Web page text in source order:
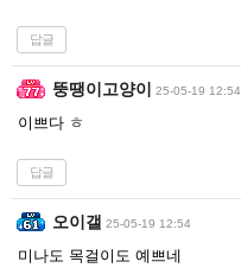
답글
뚱땡이고양이 25-05-19 12:54
이쁘다 ㅎ
답글
오이갤 25-05-19 12:54
미나도 목걸이도 예쁘네